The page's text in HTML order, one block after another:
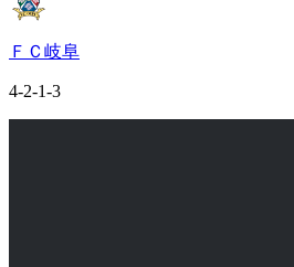
ＦＣ岐阜
4-2-1-3